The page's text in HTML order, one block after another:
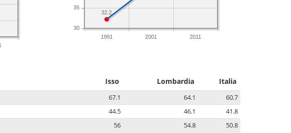
1991 2001 2011
30
35
32.2
Isso Lombardia Italia
67.1 64.1
60.7
44.5 46.1
41.8
56 54.8
50.8